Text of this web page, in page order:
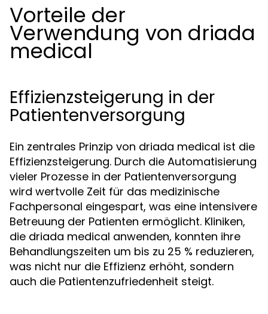
Vorteile der
Verwendung von driada
medical
Effizienzsteigerung in der
Patientenversorgung
Ein zentrales Prinzip von driada medical ist die
Effizienzsteigerung. Durch die Automatisierung
vieler Prozesse in der Patientenversorgung
wird wertvolle Zeit für das medizinische
Fachpersonal eingespart, was eine intensivere
Betreuung der Patienten ermöglicht. Kliniken,
die driada medical anwenden, konnten ihre
Behandlungszeiten um bis zu 25 % reduzieren,
was nicht nur die Effizienz erhöht, sondern
auch die Patientenzufriedenheit steigt.